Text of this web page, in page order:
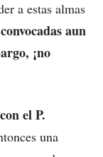
a estas almas
aun
¡no
el P.
una